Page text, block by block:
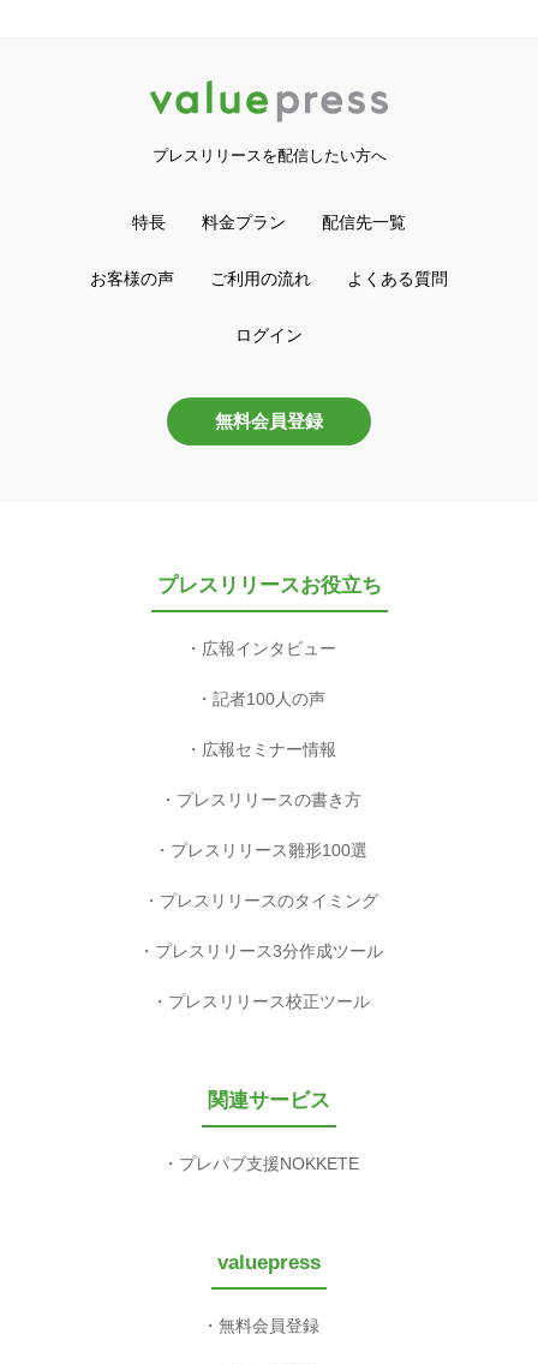
プレスリリースを配信したい方へ
特長 料金プラン 配信先一覧
お客様の声 ご利用の流れ よくある質問
ログイン
無料会員登録
プレスリリースお役立ち
広報インタビュー
記者100人の声
広報セミナー情報
プレスリリースの書き方
プレスリリース雛形100選
プレスリリースのタイミング
プレスリリース3分作成ツール
プレスリリース校正ツール
関連サービス
プレパブ支援NOKKETE
valuepress
無料会員登録